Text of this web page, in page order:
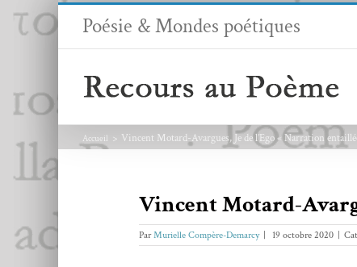
Passer
Poésie & Mondes poétiques
Accueil Vincent Motard-Avargues, Je de l’Ego « Narration
Vincent Motard-
ParMurielle Compère-Demarcy 19 octobre 2020